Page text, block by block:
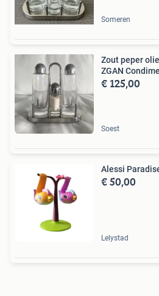
Someren
Zout peper
ZGAN
€ 125,00
Soest
Alessi
€ 50,00
Lelystad